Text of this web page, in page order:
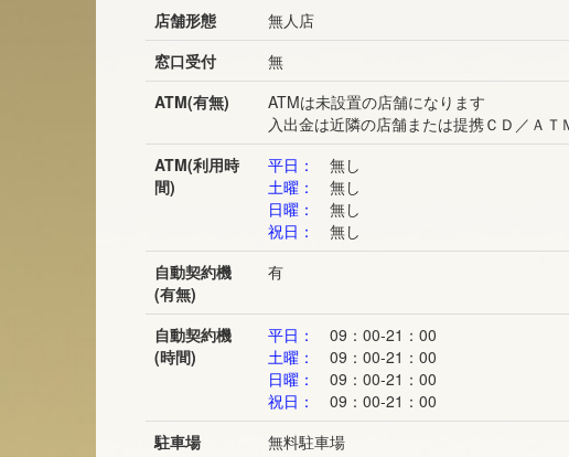
店舗形態
無人店
窓口受付
無
ATM(有無)
ATMは未設置の店舗になります
入出金は近隣の店舗または提携ＣＤ／ＡＴ
ATM(利用時
間)
平日：
無し
土曜：
無し
日曜：
無し
祝日：
無し
自動契約機
(有無)
有
自動契約機
(時間)
平日：
09：00-21：00
土曜：
09：00-21：00
日曜：
09：00-21：00
祝日：
09：00-21：00
駐車場
無料駐車場